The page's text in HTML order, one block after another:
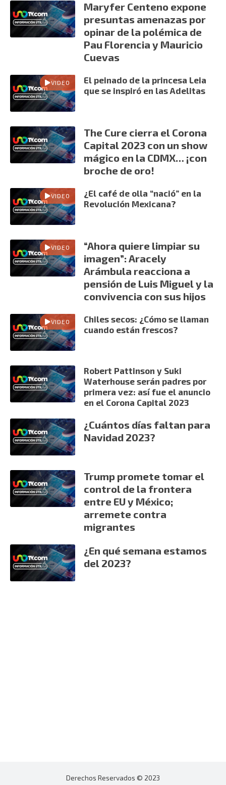
Maryfer Centeno expone
presuntas amenazas por
opinar de la polémica de
Pau Florencia y Mauricio
Cuevas
VIDEO
El peinado de la princesa Leia
que se inspiró en las Adelitas
The Cure cierra el Corona
Capital 2023 con un show
mágico en la CDMX… ¡con
broche de oro!
VIDEO
¿El café de olla “nació” en la
Revolución Mexicana?
VIDEO
“Ahora quiere limpiar su
imagen”: Aracely
Arámbula reacciona a
pensión de Luis Miguel y la
convivencia con sus hijos
VIDEO
Chiles secos: ¿Cómo se llaman
cuando están frescos?
Robert Pattinson y Suki
Waterhouse serán padres por
primera vez: así fue el anuncio
en el Corona Capital 2023
¿Cuántos días faltan para
Navidad 2023?
Trump promete tomar el
control de la frontera
entre EU y México;
arremete contra
migrantes
¿En qué semana estamos
del 2023?
Derechos Reservados © 2023